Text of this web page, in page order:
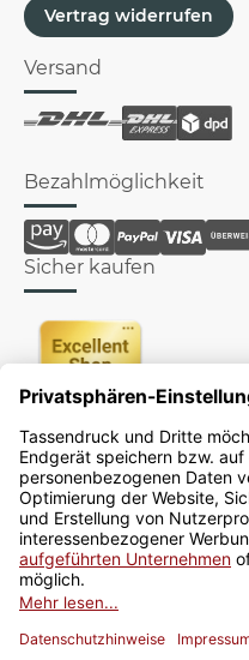
Vertrag widerrufen
Versand
Bezahlmöglichkeit
Sicher kaufen
Newsletter